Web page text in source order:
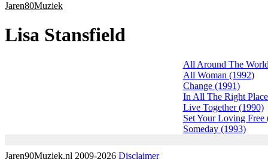
Jaren80Muziek
Lisa Stansfield
All Around The
All Woman (1992)
Change (1991)
In All The Right
Live Together (1990)
Set Your Loving Free
Someday (1993)
Jaren90Muziek.nl 2009-2026 Disclaimer